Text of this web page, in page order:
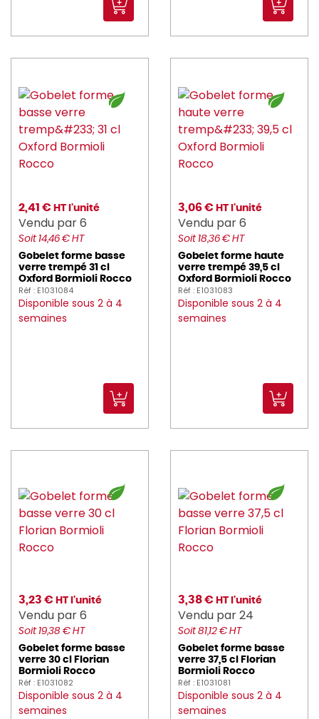
2,41 € HT l'unité
Vendu par 6
Soit 14,46 € HT
Gobelet forme basse
verre trempé 31 cl
Oxford Bormioli Rocco
Réf : E1031084
Disponible sous 2 à 4
semaines
3,06 € HT l'unité
Vendu par 6
Soit 18,36 € HT
Gobelet forme haute
verre trempé 39,5 cl
Oxford Bormioli Rocco
Réf : E1031083
Disponible sous 2 à 4
semaines
3,23 € HT l'unité
Vendu par 6
Soit 19,38 € HT
Gobelet forme basse
verre 30 cl Florian
Bormioli Rocco
Réf : E1031082
Disponible sous 2 à 4
semaines
3,38 € HT l'unité
Vendu par 24
Soit 81,12 € HT
Gobelet forme basse
verre 37,5 cl Florian
Bormioli Rocco
Réf : E1031081
Disponible sous 2 à 4
semaines